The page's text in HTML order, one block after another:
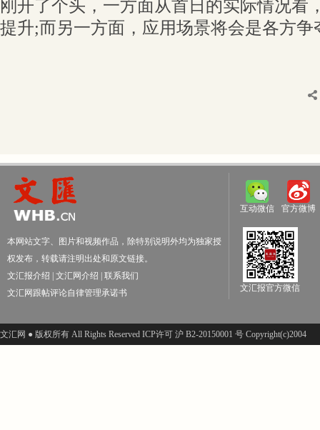
刚开了个头，一方面从首日的实际情况看
提升;而另一方面，应用场景将会是各方争
本网站文字、图片和视频作品，除特别说明外均为独家授
权发布，转载请注明出处和原文链接。
文汇报介绍
文汇网介绍
联系我们
文汇网跟帖评论自律管理承诺书
互动微信 官方微博
文汇报官方微信
文汇网 ● 版权所有 All Rights Reserved ICP许可 沪 B2-20150001 号 Copyright(c)2004